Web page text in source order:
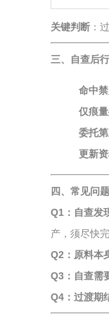
关键判断 ：
三、自查后
命中
仅痕
委托
更新
四、常见问
Q1：自查发
产，须尽快
Q2：原料本
Q3：自查需
Q4：过渡期